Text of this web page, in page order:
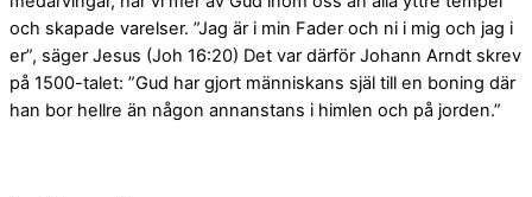
och skapade varelser. ”Jag är i min Fader och ni i mig och jag i
er”, säger Jesus (Joh 16:20) Det var därför Johann Arndt skrev
på 1500-talet: ”Gud har gjort människans själ till en boning där
han bor hellre än någon annanstans i himlen och på jorden.”